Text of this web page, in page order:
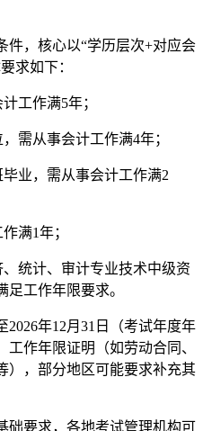
件，核心以“学历层次+对应会
求如下：
工作满5年；
需从事会计工作满4年；
业，需从事会计工作满2
满1年；
统计、审计专业技术中级资
工作年限要求。
年12月31日（考试年度年
作年限证明（如劳动合同、
），部分地区可能要求补充其
础要求，各地考试管理机构可